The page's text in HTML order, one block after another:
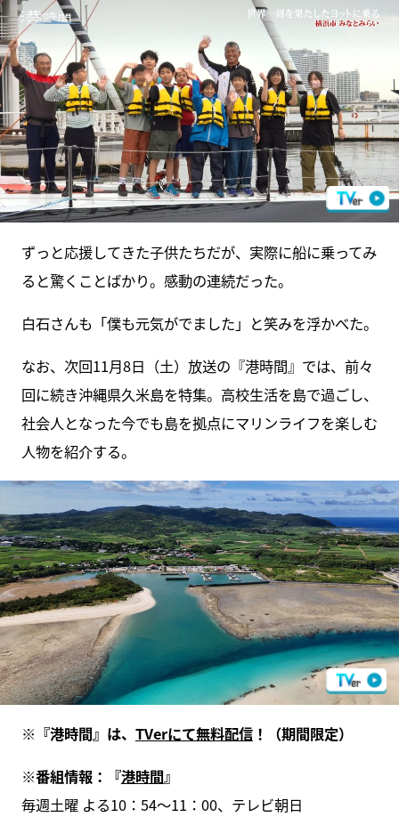
ずっと応援してきた子供たちだが、実際に船に乗ってみ
ると驚くことばかり。感動の連続だった。
白石さんも「僕も元気がでました」と笑みを浮かべた。
なお、次回11月8日（土）放送の『港時間』では、前々
回に続き沖縄県久米島を特集。高校生活を島で過ごし、
社会人となった今でも島を拠点にマリンライフを楽しむ
人物を紹介する。
※『港時間』は、 TVerにて無料配信！（期間限定）
※番組情報：『港時間』
毎週土曜 よる10：54～11：00、テレビ朝日